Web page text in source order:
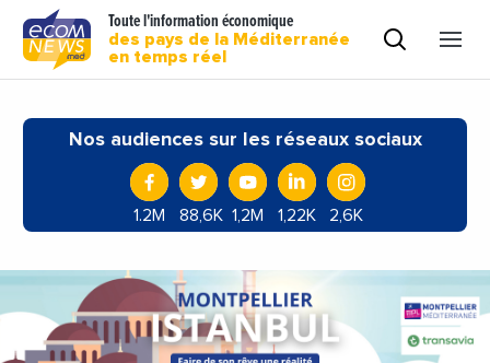
Toute l'information économique
des pays de la Méditerranée
en temps réel
Nos audiences sur les réseaux sociaux
1.2M 88,6K 1,2M 1,22K 2,6K